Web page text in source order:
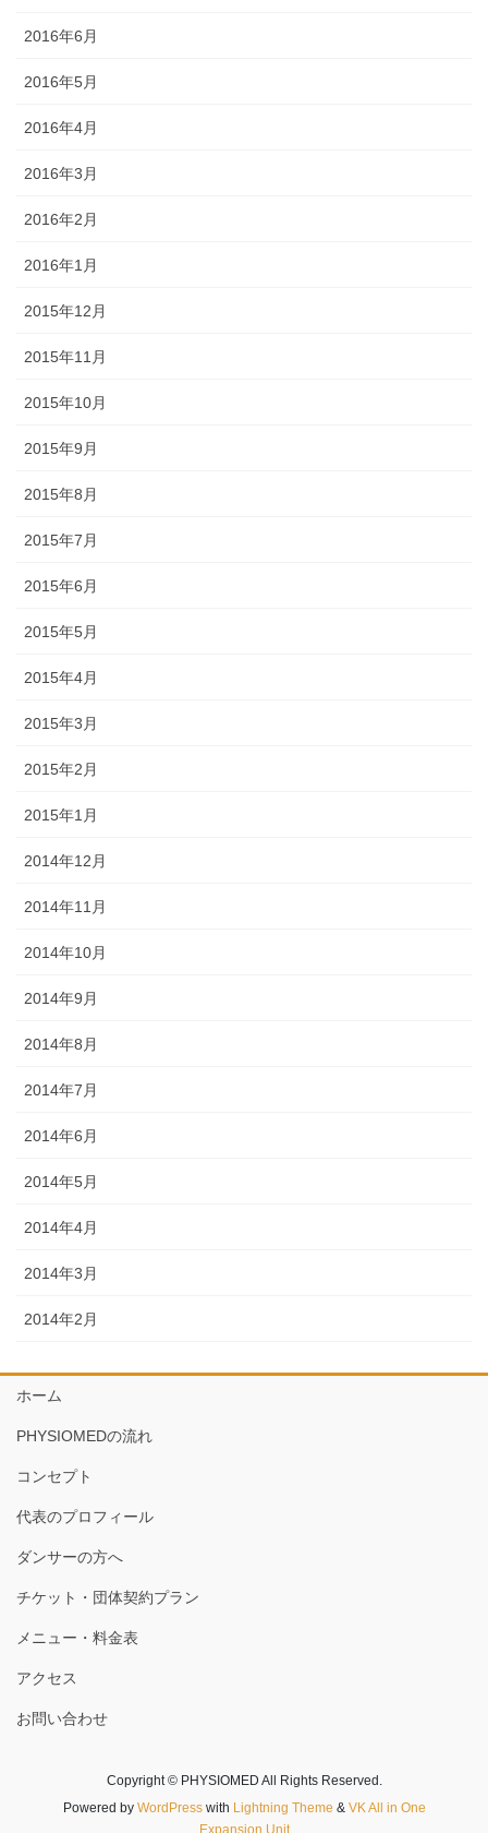
2016年6月
2016年5月
2016年4月
2016年3月
2016年2月
2016年1月
2015年12月
2015年11月
2015年10月
2015年9月
2015年8月
2015年7月
2015年6月
2015年5月
2015年4月
2015年3月
2015年2月
2015年1月
2014年12月
2014年11月
2014年10月
2014年9月
2014年8月
2014年7月
2014年6月
2014年5月
2014年4月
2014年3月
2014年2月
ホーム
PHYSIOMEDの流れ
コンセプト
代表のプロフィール
ダンサーの方へ
チケット・団体契約プラン
メニュー・料金表
アクセス
お問い合わせ
Copyright © PHYSIOMED All Rights Reserved.
Powered by WordPresswith Lightning Theme & VK All in One
Expansion Unit